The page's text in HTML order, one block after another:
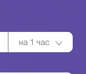
на 1 час